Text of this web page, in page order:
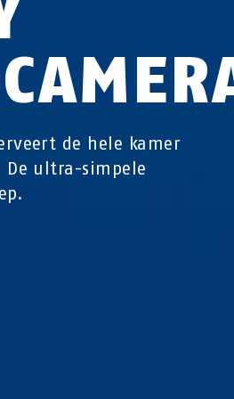
de hele kamer
ultra-simpele